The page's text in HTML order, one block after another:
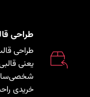
طراحی
طراحی
یعنی
خریدی